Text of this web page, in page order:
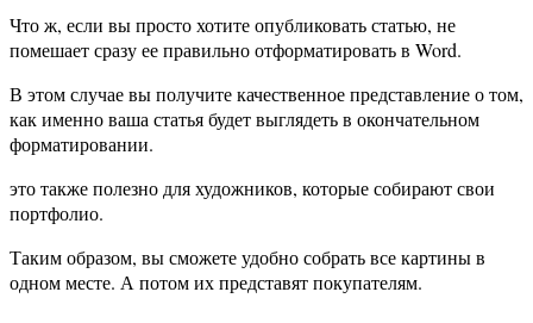
Что ж, если вы просто хотите опубликовать статью, не
помешает сразу ее правильно отформатировать в Word.
В этом случае вы получите качественное представление о том,
как именно ваша статья будет выглядеть в окончательном
форматировании.
это также полезно для художников, которые собирают свои
портфолио.
Таким образом, вы сможете удобно собрать все картины в
одном месте. А потом их представят покупателям.